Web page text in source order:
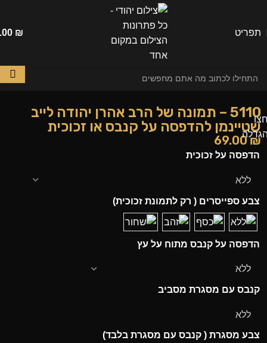
תפריט ₪
5110 – תמונה של הרב אהרן יהודה לייב
שטיינמן להדפסה על קנבס או זכוכית
69.00₪
הדפסה על זכוכית
צבע ספייסרים ( רק לתמונת זכוכית)
הדפסה על קנבס מתוח על עץ
קנבס עם מסגרת מסביב
צבע מסגרת ( קנבס עם מסגרת בלבד)